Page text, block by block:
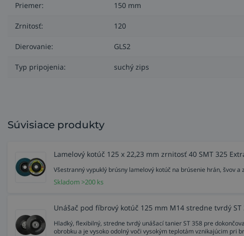
Priemer: 150 mm
Zrnitosť: 120
Dierovanie: GLS2
Typ pripojenia: suchý zips
Súvisiace produkty
Lamelový kotúč 125 x 22,23 mm zrnitosť 40 SMT 325
Všestranný vypuklý brúsny lamelový kotúč na brúsenie hrán, švov
Skladom >200 ks
Unášač pod fíbrový kotúč 125 mm M14 stredne tvrdý
Hladký, flexibilný, stredne tvrdý unášací tanier ST 358 pre
obrobku a je vysoko odolný voči vysokým teplotám vznikajúcim pri